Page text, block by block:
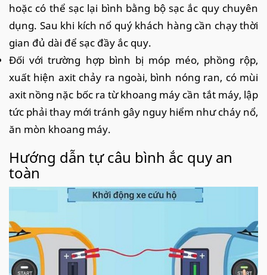
hoặc có thể sạc lại bình bằng bộ sạc ắc quy chuyên
dụng. Sau khi kích nổ quý khách hàng cần chạy thời
gian đủ dài để sạc đầy ắc quy.
Đối với trường hợp bình bị móp méo, phồng rộp,
xuất hiện axit chảy ra ngoài, bình nóng ran, có mùi
axit nồng nặc bốc ra từ khoang máy cần tắt máy, lập
tức phải thay mới tránh gây nguy hiểm như cháy nổ,
ăn mòn khoang máy.
Hướng dẫn tự câu bình ắc quy an
toàn